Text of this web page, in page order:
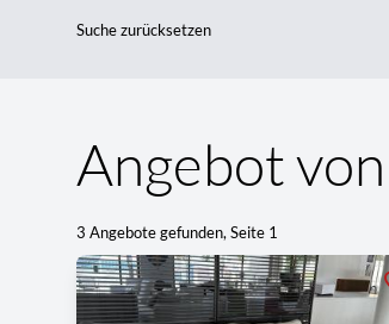
Suche zurücksetzen
Angebot
3 Angebote gefunden, Seite 1